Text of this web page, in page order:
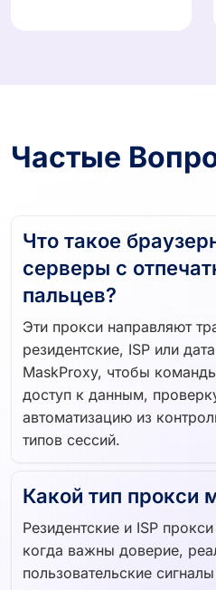
Частые
Что такое
серверы с
пальцев?
Эти прокси направляют
резидентские, ISP или
MaskProxy, чтобы
доступ к данным,
автоматизацию из
типов сессий.
Какой тип прокси
Резидентские и ISP
когда важны доверие,
пользовательские